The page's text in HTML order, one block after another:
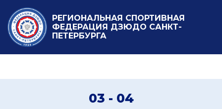
РЕГИОНАЛЬНАЯ СПОРТИВНАЯ
ФЕДЕРАЦИЯ ДЗЮДО САНКТ-
ПЕТЕРБУРГА
03 - 04